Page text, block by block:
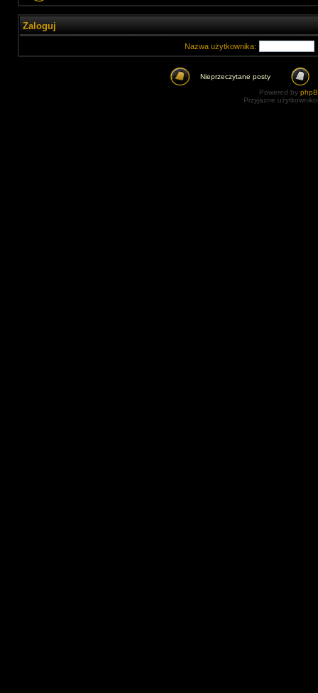
Zaloguj
Nazwa użytkownika:
Nieprzeczytane posty
Powered by
Przyjazne